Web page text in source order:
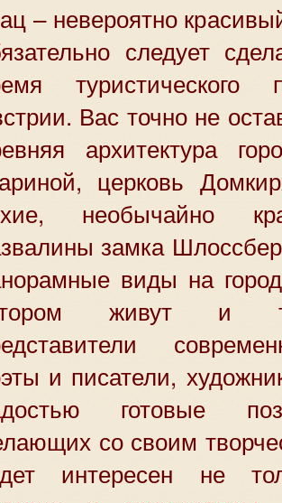
– невероятно
следует
туристического
Вас точно не
архитектура
церковь
необычайно
замка
виды на
живут и
и писатели,
готовые
со своим
интересен не